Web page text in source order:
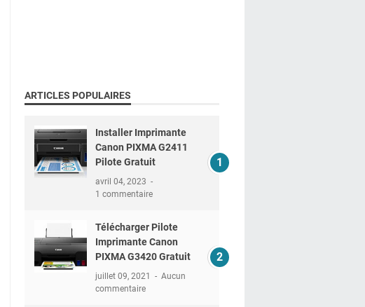
ARTICLES POPULAIRES
Installer Imprimante
Canon PIXMA G2411
Pilote Gratuit
avril 04, 2023
1 commentaire
Télécharger Pilote
Imprimante Canon
PIXMA G3420 Gratuit
juillet 09, 2021
Aucun
commentaire